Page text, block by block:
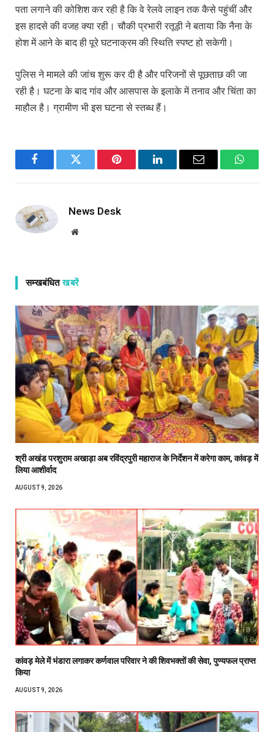
पता लगाने की कोशिश कर रही है कि वे रेलवे लाइन तक कैसे पहुंचीं और
इस हादसे की वजह क्या रही। चौकी प्रभारी रतूड़ी ने बताया कि नैना के
होश में आने के बाद ही पूरे घटनाक्रम की स्थिति स्पष्ट हो सकेगी।
पुलिस ने मामले की जांच शुरू कर दी है और परिजनों से पूछताछ की जा
रही है। घटना के बाद गांव और आसपास के इलाके में तनाव और चिंता का
माहौल है। ग्रामीण भी इस घटना से स्तब्ध हैं।
FacebookTwitter Pinterest LinkedInEmail
News Desk
Website
सम्खबंधितखबरें
श्री अखंड परशुराम अखाड़ा अब रविंद्रपुरी महाराज के निर्देशन में करेगा काम, कांवड़ में
लिया आशीर्वाद
AUGUST 9, 2026
कांवड़ मेले में भंडारा लगाकर कर्णवाल परिवार ने की शिवभक्तों की सेवा, पुण्यफल प्राप्त
किया
AUGUST 9, 2026